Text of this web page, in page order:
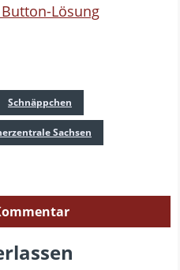
Lösung
Schnäppchen
Sachsen